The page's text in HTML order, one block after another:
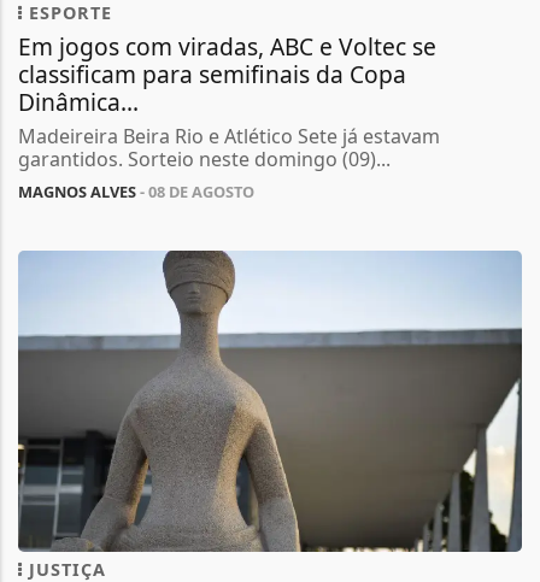
ESPORTE
Em jogos com viradas, ABC e Voltec se
classificam para semifinais da Copa
Dinâmica...
Madeireira Beira Rio e Atlético Sete já estavam
garantidos. Sorteio neste domingo (09)...
MAGNOS ALVES- 08 DE AGOSTO
JUSTIÇA